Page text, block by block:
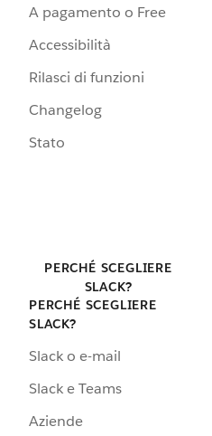
A pagamento o Free
Accessibilità
Rilasci di funzioni
Changelog
Stato
PERCHÉ SCEGLIERE
SLACK?
PERCHÉ SCEGLIERE
SLACK?
Slack o e-mail
Slack e Teams
Aziende